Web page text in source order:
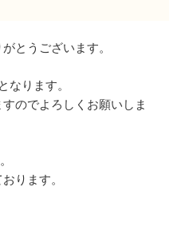
とうございます。
なります。
のでよろしくお願いしま
ります。